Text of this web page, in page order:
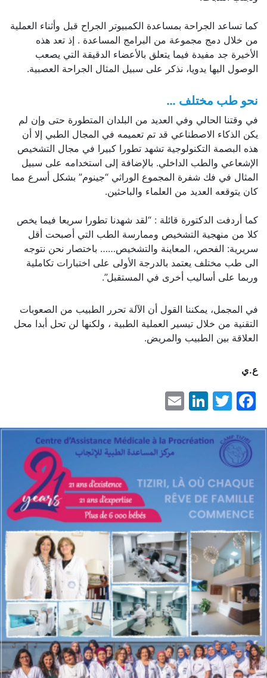
كما تساعد الجراحة بمساعدة الكمبيوتر الجراح قبل وأثناء العملية
من خلال دمج مجموعة من البرامج المساعدة . إذ تعد هذه
الأخيرة جد مفيدة فيما يتعلق بالأعضاء الدقيقة التي يصعب
الوصول اليها يدويا، نذكر على سبيل المثال الجراحة العصبية.
نحو طب مختلف …
في وقتنا الحالي وفي العديد من البلدان المتطورة حتى وإن لم
يكن الذكاء الاصطناعي قد تم تعميمه في المجال الطبي إلا أن
هذه البصمة التكنولوجية تشهد تطورا كبيرا في مجال التشخيص
الإشعاعي والطب الداخلي. بالإضافة إلى استخدامه على سبيل
المثال في فك شفرة المجموع الوراثي “جينوم” بشكل أسرع مما
كان يتوقعه العديد من العلماء والباحثين.
كما أردفت الدكتورة قائلة : “لقد شهدنا تطورا سريعا فيما يخص
كلا من منهجية التشخيص وممارسة الطب التي أصبحت أقل
سريرية: الفحص، المعاينة والتشخيص…… باختصار نحن نتوجه
الى طب مختلف يعتمد بالدرجة الأولى على اختبارات تكاملية
وربما على أساليب أخرى في المستقبل”.
في المجمل، يمكننا القول أن الآلة تحرر الطبيب من الصعوبات
التقنية من خلال تيسير العملية الطبية ، ولكنها لن تحل أبدا محل
العلاقة بين الطبيب والمريض.
ع.ي
Facebook
Twitter
LinkedIn